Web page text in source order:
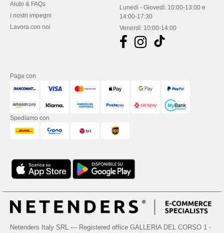
Aiuto & FAQs
I nostri impegni
Lavora con noi
Lunedì - Giovedì: 10:00-13:00 e
14:00-17:30
Venerdì: 10:00-14:00
Paga con
Spediamo con
Netenders Italy SRL — Registered office GALLERIA DEL CORSO 1 -